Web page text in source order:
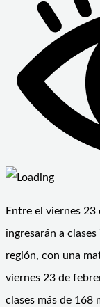
Entre el viernes
ingresarán a
región, con una
viernes 23 de
clases más de 168